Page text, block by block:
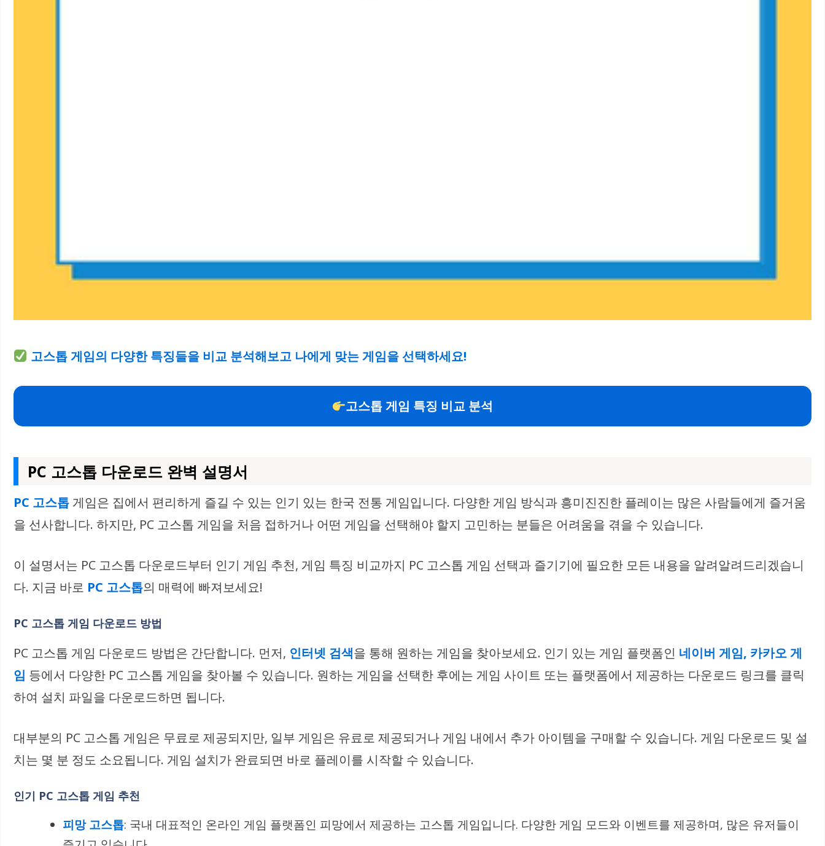
고스톱 게임의 다양한 특징들을 비교 분석해보고 나에게 맞는 게임을 선택하세요!
고스톱 게임 특징 비교 분석
PC 고스톱 다운로드 완벽 설명서
PC 고스톱 게임은 집에서 편리하게 즐길 수 있는 인기 있는 한국 전통 게임입니다. 다양한 게임 방식과 흥미진진한 플레이는 많은 사람들에게 즐거움
을 선사합니다. 하지만, PC 고스톱 게임을 처음 접하거나 어떤 게임을 선택해야 할지 고민하는 분들은 어려움을 겪을 수 있습니다.
이 설명서는 PC 고스톱 다운로드부터 인기 게임 추천, 게임 특징 비교까지 PC 고스톱 게임 선택과 즐기기에 필요한 모든 내용을 알려알려드리겠습니
다. 지금 바로 PC 고스톱의 매력에 빠져보세요!
PC 고스톱 게임 다운로드 방법
PC 고스톱 게임 다운로드 방법은 간단합니다. 먼저, 인터넷 검색을 통해 원하는 게임을 찾아보세요. 인기 있는 게임 플랫폼인 네이버 게임, 카카오 게
임 등에서 다양한 PC 고스톱 게임을 찾아볼 수 있습니다. 원하는 게임을 선택한 후에는 게임 사이트 또는 플랫폼에서 제공하는 다운로드 링크를 클릭
하여 설치 파일을 다운로드하면 됩니다.
대부분의 PC 고스톱 게임은 무료로 제공되지만, 일부 게임은 유료로 제공되거나 게임 내에서 추가 아이템을 구매할 수 있습니다. 게임 다운로드 및 설
치는 몇 분 정도 소요됩니다. 게임 설치가 완료되면 바로 플레이를 시작할 수 있습니다.
인기 PC 고스톱 게임 추천
피망 고스톱: 국내 대표적인 온라인 게임 플랫폼인 피망에서 제공하는 고스톱 게임입니다. 다양한 게임 모드와 이벤트를 제공하며, 많은 유저들이